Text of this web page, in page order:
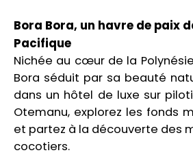
Bora Bora, un havre de paix
Pacifique
Nichée au cœur de la
Bora séduit par sa beauté
dans un hôtel de luxe sur
Otemanu, explorez les fonds
et partez à la découverte des
cocotiers.